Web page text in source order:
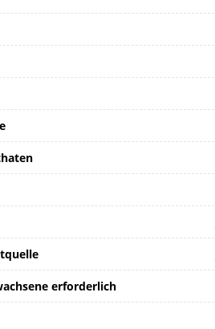
erforderlich